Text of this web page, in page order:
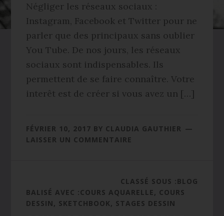
Négliger les réseaux sociaux :
Instagram, Facebook et Twitter pour ne
parler que des principaux sans oublier
You Tube. De nos jours, les réseaux
sociaux sont indispensables. Ils
permettent de se faire connaître. Votre
interêt est de créer si vous avez un […]
FÉVRIER 10, 2017 BY CLAUDIA GAUTHIER
LAISSER UN COMMENTAIRE
CLASSÉ SOUS :BLOG
BALISÉ AVEC :COURS AQUARELLE, COURS
DESSIN, SKETCHBOOK, STAGES DESSIN